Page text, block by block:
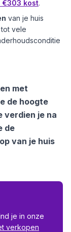
€303 kost.
van je huis
vele
met
de hoogte
verdien je na
de
van je huis
je in onze
verkopen